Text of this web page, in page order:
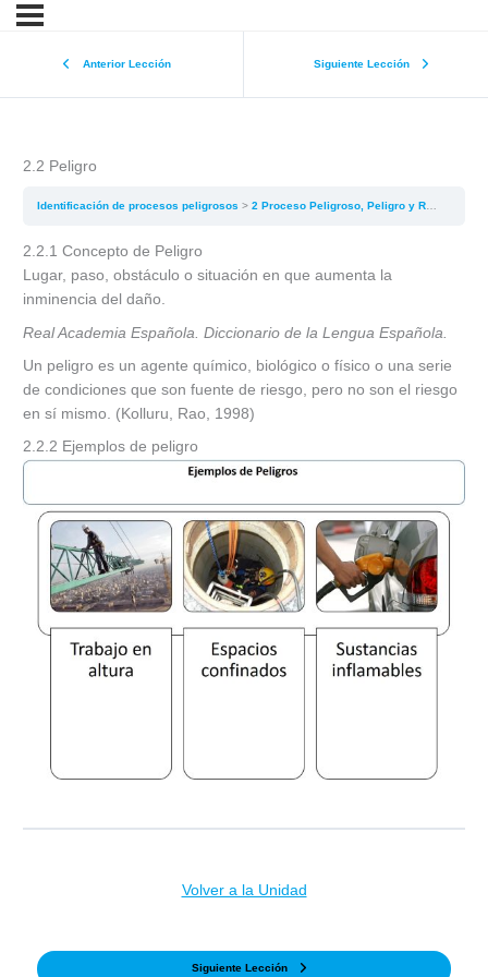
Anterior Lección Siguiente Lección
2.2 Peligro
Identificación de procesos peligrosos 2 Proceso Peligroso, Peligro y Riesgo
2.2.1 Concepto de Peligro
Lugar, paso, obstáculo o situación en que aumenta la
inminencia del daño.
Real Academia Española. Diccionario de la Lengua Española.
Un peligro es un agente químico, biológico o físico o una serie
de condiciones que son fuente de riesgo, pero no son el riesgo
en sí mismo. (Kolluru, Rao, 1998)
2.2.2 Ejemplos de peligro
Volver a la Unidad
Siguiente Lección